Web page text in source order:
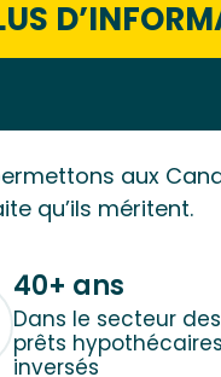
aux
qu’ils méritent.
40+ ans
Dans le secteur des
prêts hypothécaires
inversés